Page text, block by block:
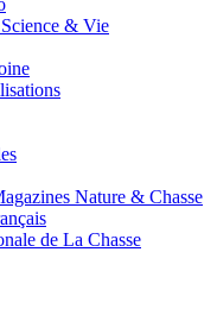
& Vie
Nature & Chasse
de La Chasse